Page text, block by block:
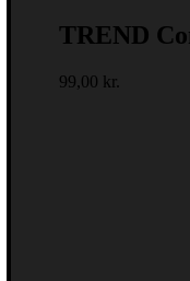
TREND
99,00 kr.